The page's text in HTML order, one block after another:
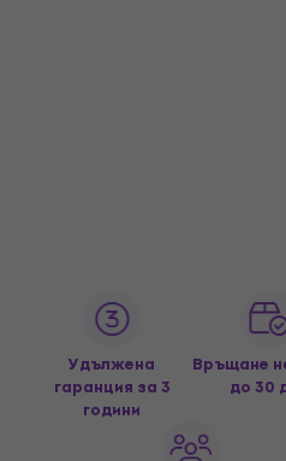
Удължена
гаранция за 3
години
Връщане
до 30